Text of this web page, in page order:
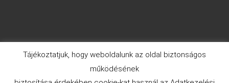
Tájékoztatjuk, hogy weboldalunk az oldal biztonságos
működésének